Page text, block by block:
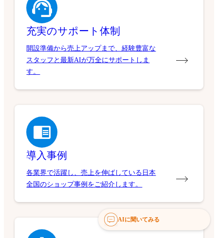
充実のサポート体制
開設準備から売上アップまで、経験豊富な
スタッフと最新AIが万全にサポートしま
す。
導入事例
各業界で活躍し、売上を伸ばしている日本
全国のショップ事例をご紹介します。
AIに聞いてみる